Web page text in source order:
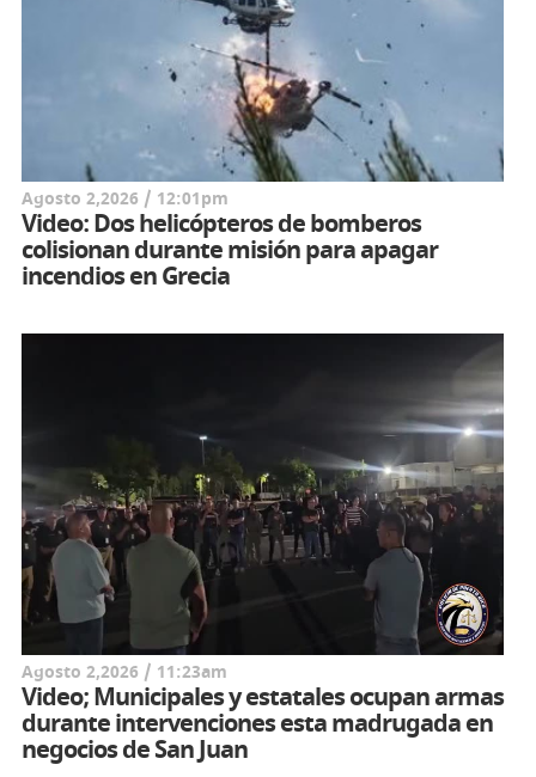
Agosto 2,2026 / 12:01pm
Video: Dos helicópteros de bomberos
colisionan durante misión para apagar
incendios en Grecia
Agosto 2,2026 / 11:23am
Video; Municipales y estatales ocupan armas
durante intervenciones esta madrugada en
negocios de San Juan